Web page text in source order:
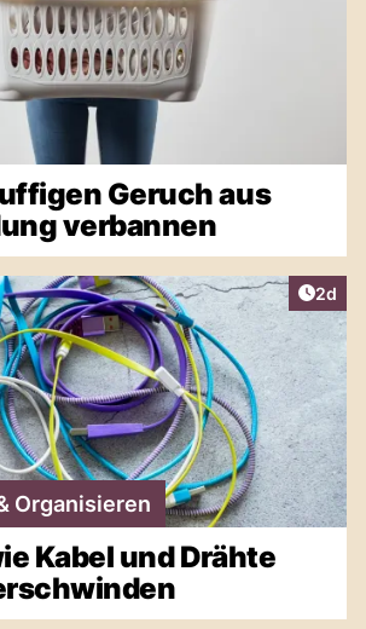
Geruch aus
verbannen
2d
Organisieren
Kabel und Drähte